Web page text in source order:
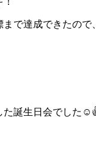
で達成できたの
た誕生日会でした